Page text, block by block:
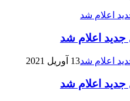
اعلام شد
13 آوریل 2021
اعلام شد